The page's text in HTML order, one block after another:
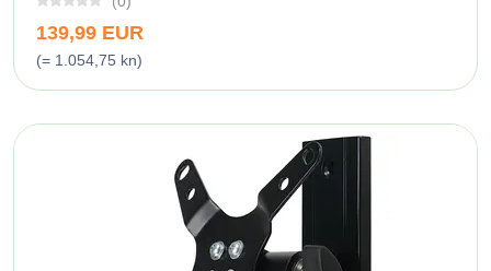
139,99 EUR
(= 1.054,75 kn)